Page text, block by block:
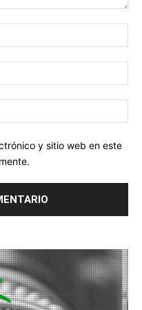
y sitio web en este